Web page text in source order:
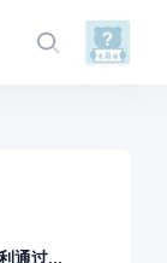
通过...